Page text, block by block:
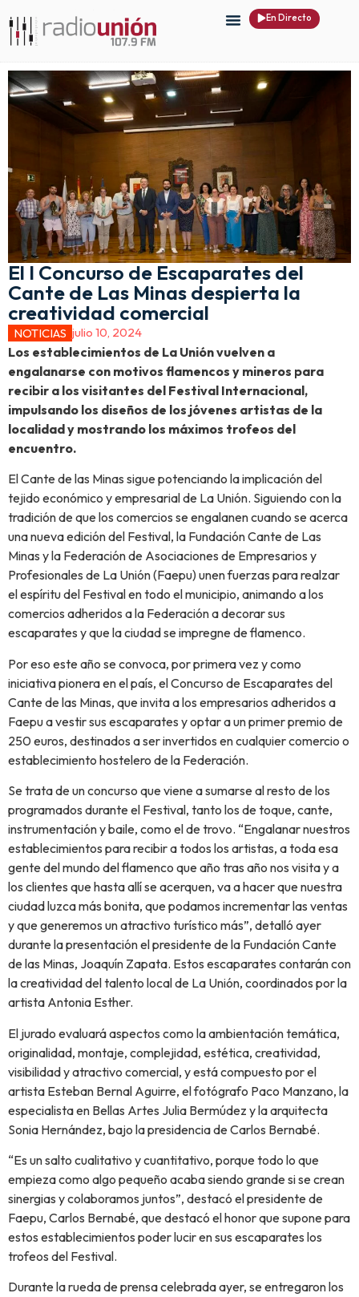
En Directo
El I Concurso de Escaparates del
Cante de Las Minas despierta la
creatividad comercial
NOTICIAS julio 10, 2024
Los establecimientos de La Unión vuelven a
engalanarse con motivos flamencos y mineros para
recibir a los visitantes del Festival Internacional,
impulsando los diseños de los jóvenes artistas de la
localidad y mostrando los máximos trofeos del
encuentro.
El Cante de las Minas sigue potenciando la implicación del
tejido económico y empresarial de La Unión. Siguiendo con la
tradición de que los comercios se engalanen cuando se acerca
una nueva edición del Festival, la Fundación Cante de Las
Minas y la Federación de Asociaciones de Empresarios y
Profesionales de La Unión (Faepu) unen fuerzas para realzar
el espíritu del Festival en todo el municipio, animando a los
comercios adheridos a la Federación a decorar sus
escaparates y que la ciudad se impregne de flamenco.
Por eso este año se convoca, por primera vez y como
iniciativa pionera en el país, el Concurso de Escaparates del
Cante de las Minas, que invita a los empresarios adheridos a
Faepu a vestir sus escaparates y optar a un primer premio de
250 euros, destinados a ser invertidos en cualquier comercio o
establecimiento hostelero de la Federación.
Se trata de un concurso que viene a sumarse al resto de los
programados durante el Festival, tanto los de toque, cante,
instrumentación y baile, como el de trovo. “Engalanar nuestros
establecimientos para recibir a todos los artistas, a toda esa
gente del mundo del flamenco que año tras año nos visita y a
los clientes que hasta allí se acerquen, va a hacer que nuestra
ciudad luzca más bonita, que podamos incrementar las ventas
y que generemos un atractivo turístico más”, detalló ayer
durante la presentación el presidente de la Fundación Cante
de las Minas, Joaquín Zapata. Estos escaparates contarán con
la creatividad del talento local de La Unión, coordinados por la
artista Antonia Esther.
El jurado evaluará aspectos como la ambientación temática,
originalidad, montaje, complejidad, estética, creatividad,
visibilidad y atractivo comercial, y está compuesto por el
artista Esteban Bernal Aguirre, el fotógrafo Paco Manzano, la
especialista en Bellas Artes Julia Bermúdez y la arquitecta
Sonia Hernández, bajo la presidencia de Carlos Bernabé.
“Es un salto cualitativo y cuantitativo, porque todo lo que
empieza como algo pequeño acaba siendo grande si se crean
sinergias y colaboramos juntos”, destacó el presidente de
Faepu, Carlos Bernabé, que destacó el honor que supone para
estos establecimientos poder lucir en sus escaparates los
trofeos del Festival.
Durante la rueda de prensa celebrada ayer, se entregaron los